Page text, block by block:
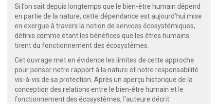
Si l’on sait depuis longtemps que le bien-être humain dépend
en partie de la nature, cette dépendance est aujourd’hui mise
en exergue à travers la notion de services écosystémiques,
définis comme étant les bénéfices que les êtres humains
tirent du fonctionnement des écosystèmes.
Cet ouvrage met en évidence les limites de cette approche
pour penser notre rapport à la nature et notre responsabilité
vis-à-vis de sa protection. Après un aperçu historique de la
conception des relations entre le bien-être humain et le
fonctionnement des écosystèmes, l’auteure décrit